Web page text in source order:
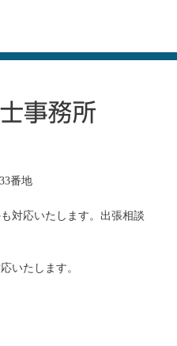
番地
対応いたします。出張相談
いたします。